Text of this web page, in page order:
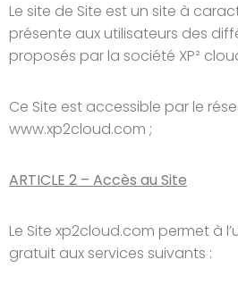
Le site de Site est un site à
présente aux utilisateurs des
proposés par la société XP²
Ce Site est accessible par le
www.xp2cloud.com ;
ARTICLE 2 – Accès au Site
Le Site xp2cloud.com permet à
gratuit aux services suivants :